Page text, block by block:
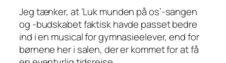
Jeg tænker, at ‘Luk munden på os’-sangen
og -budskabet faktisk havde passet bedre
ind i en musical for gymnasieelever, end for
børnene her i salen, der er kommet for at få